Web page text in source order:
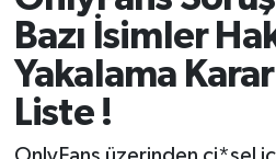
Bazı İsimler
Yakalama
Liste !
SAĞLIK
SPOR
TEKNOLOJİ
Tüm Manşetler
Son Dakika Haberleri
Haber Arşivi